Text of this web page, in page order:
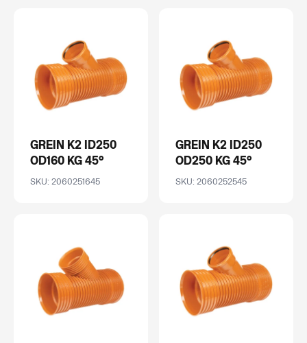
GREIN K2 ID250
OD160 KG 45°
SKU: 2060251645
GREIN K2 ID250
OD250 KG 45°
SKU: 2060252545